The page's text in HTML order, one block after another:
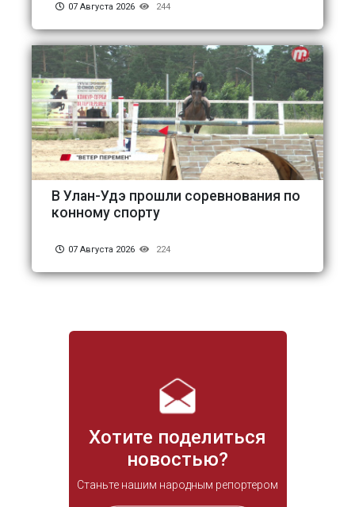
Хотите поделиться
новостью?
Станьте нашим народным репортером
07 Августа 2026 244
В Улан-Удэ прошли соревнования по
конному спорту
07 Августа 2026 224